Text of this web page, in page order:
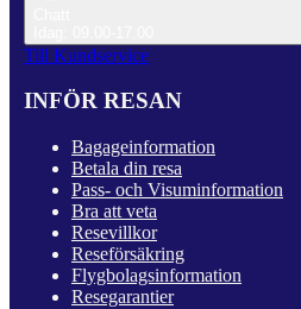
Till Kundservice
INFÖR RESAN
Bagageinformation
Betala din resa
Pass- och Visuminformation
Bra att veta
Resevillkor
Reseförsäkring
Flygbolagsinformation
Resegarantier